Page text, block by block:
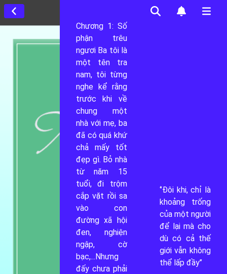
Chương 1: Số
phận trêu
ngươi Ba tôi là
một tên tra
nam, tôi từng
nghe kể rằng
trước khi về
chung một
nhà với mẹ, ba
đã có quá khứ
chả mấy tốt
đẹp gì. Bỏ nhà
từ năm 15
tuổi, đi trộm
cắp vặt rồi sa
vào con
đường xã hội
đen, nghiện
ngập, cờ
bạc,...Nhưng
đấy chưa phải
‘’Đôi khi, chỉ là
khoảng trống
của một người
để lại mà cho
dù có cả thế
giới vẫn không
thể lấp đầy’’